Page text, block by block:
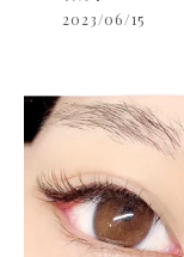
2023/06/15